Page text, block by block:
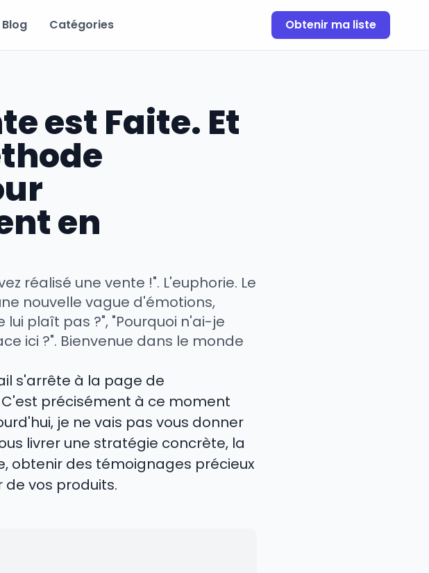
Blog Catégories Obtenir ma liste
est Faite. Et
en
réalisé une vente !". L'euphorie. Le
nouvelle vague d'émotions,
plaît pas ?", "Pourquoi n'ai-je
ici ?". Bienvenue dans le monde
s'arrête à la page de
précisément à ce moment
je ne vais pas vous donner
livrer une stratégie concrète, la
obtenir des témoignages précieux
vos produits.